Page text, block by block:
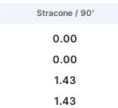
Stracone / 90'
0.00
0.00
1.43
1.43